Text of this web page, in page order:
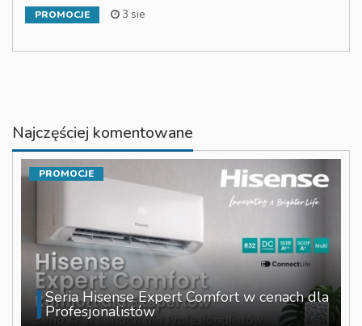
PROMOCJE 3 sie
Najczęściej komentowane
Seria Hisense Expert Comfort w cenach dla
Profesjonalistów
PROMOCJE